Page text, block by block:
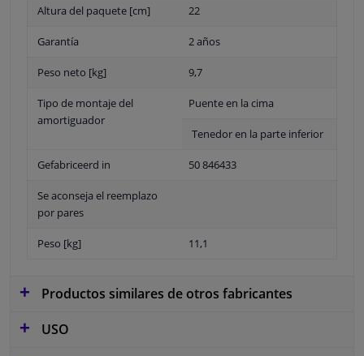
Altura del paquete [cm] 22
Garantía 2 años
Peso neto [kg] 9,7
Tipo de montaje del
amortiguador
Puente en la cima
Tenedor en la parte inferior
Gefabriceerd in 50 846433
Se aconseja el reemplazo
por pares
Peso [kg] 11,1
Productos similares de otros fabricantes
USO